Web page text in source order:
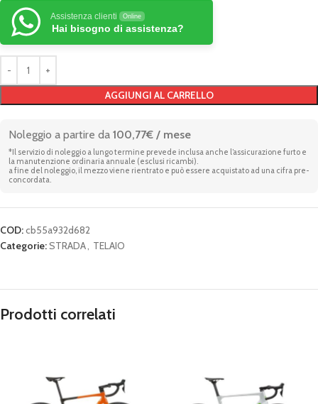
AGGIUNGI AL CARRELLO
Assistenza clienti Online
Hai bisogno di assistenza?
Noleggio a partire da 100,77€ / mese
*Il servizio di noleggio a lungo termine prevede inclusa anche l’assicurazione furto e
la manutenzione ordinaria annuale (esclusi ricambi).
a fine del noleggio, il mezzo viene rientrato e può essere acquistato ad una cifra pre-
concordata.
COD:cb55a932d682
Categorie:STRADA, TELAIO
Prodotti correlati